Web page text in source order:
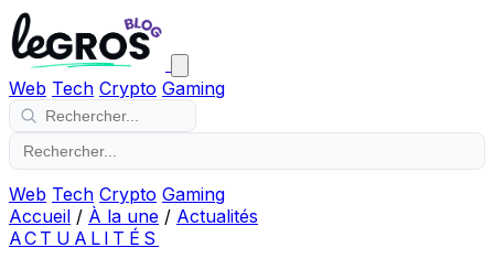
Web Tech Crypto Gaming
Web Tech Crypto Gaming
Accueil / À la une / Actualités
ACTUALITÉS